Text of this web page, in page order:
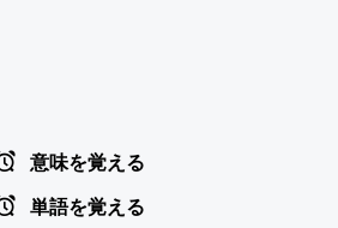
意味を覚える
単語を覚える